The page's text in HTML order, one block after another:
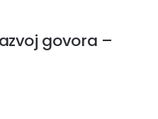
govora –